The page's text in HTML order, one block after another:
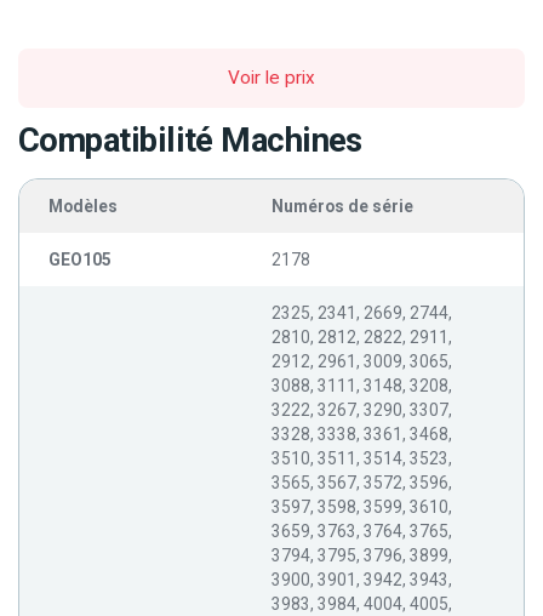
Voir le prix
Compatibilité Machines
Modèles Numéros de série
GEO105 2178
2325, 2341, 2669, 2744,
2810, 2812, 2822, 2911,
2912, 2961, 3009, 3065,
3088, 3111, 3148, 3208,
3222, 3267, 3290, 3307,
3328, 3338, 3361, 3468,
3510, 3511, 3514, 3523,
3565, 3567, 3572, 3596,
3597, 3598, 3599, 3610,
3659, 3763, 3764, 3765,
3794, 3795, 3796, 3899,
3900, 3901, 3942, 3943,
3983, 3984, 4004, 4005,